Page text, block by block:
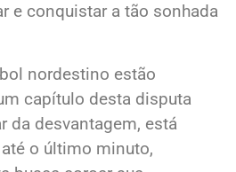
e conquistar a tão sonhada
nordestino estão
capítulo desta disputa
da desvantagem, está
o último minuto,